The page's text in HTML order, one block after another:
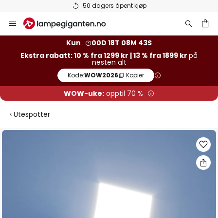
50 dagers åpent kjøp
Hopp
til
Kun
00D 18T 08M 43S
Ekstra rabatt: 10 % fra 1299 kr | 13 % fra 1899 kr på
nesten alt
Kode:WOW2026 Kopier
WOW-uke: opptil 70 %
Utespotter
Gå